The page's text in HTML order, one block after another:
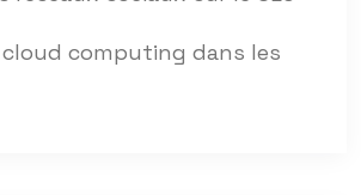
cloud computing dans les